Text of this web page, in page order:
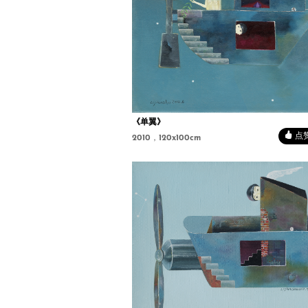
《单翼》
2010，120x100cm
点